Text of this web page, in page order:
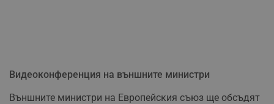
Видеоконференция на външните министри
Външните министри на Европейския съюз ще обсъдят